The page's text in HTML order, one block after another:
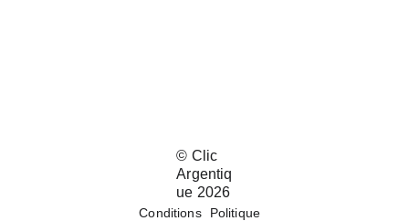
Conditions Politique
© Clic
Argentiq
ue 2026